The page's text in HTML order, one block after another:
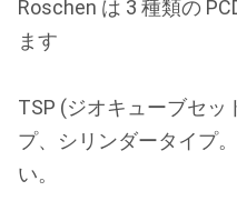
Roschen は 3 種類の
ます
TSP (ジオキューブセッ
プ、シリンダータイプ
い。